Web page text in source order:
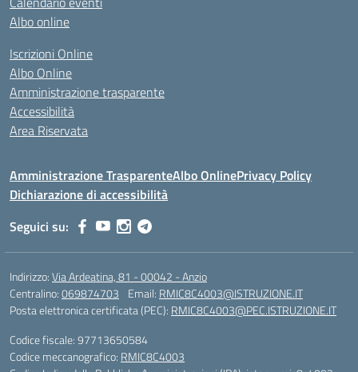
Albo online
Iscrizioni Online
Albo Online
Amministrazione trasparente
Accessibilità
Area Riservata
Amministrazione TrasparenteAlbo OnlinePrivacy Policy
Dichiarazione di accessibilità
Seguici su:
Indirizzo:Via Ardeatina, 81 - 00042 - Anzio
Centralino:069874703 Email: RMIC8C4003@ISTRUZIONE.IT
Posta elettronica certificata (PEC): RMIC8C4003@PEC.ISTRUZIONE.IT
Codice fiscale: 97713650584
Codice meccanografico: RMIC8C4003